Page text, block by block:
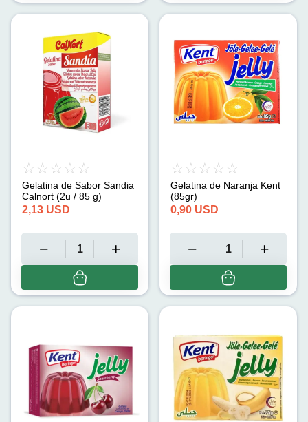
Gelatina de Sabor Sandia
Calnort (2u / 85 g)
2,13 USD
Gelatina de Naranja Kent
(85gr)
0,90 USD